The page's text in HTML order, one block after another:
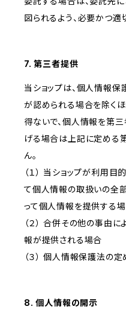
図られるよう、必要かつ適
7. 第三者提供
当ショップは、個人情報
が認められる場合を除く
得ないで、個人情報を第三
げる場合は上記に定める
ん。
（１） 当ショップが利用
て個人情報の取扱いの全
って個人情報を提供する
（２） 合併その他の事由
報が提供される場合
（３） 個人情報保護法の
8. 個人情報の開示